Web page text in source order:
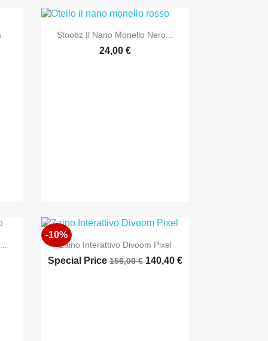
 Anteprima
Stoobz Il Nano Monello Nero...
24,00 €
 Anteprima
Zaino Interattivo Divoom Pixel
Special Price156,00 € 140,40 €
-10%